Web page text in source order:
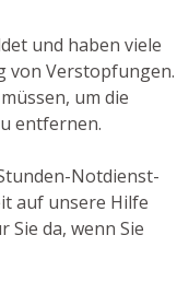
und haben viele
von Verstopfungen.
um die
entfernen.
Notdienst-
auf unsere Hilfe
Sie da, wenn Sie